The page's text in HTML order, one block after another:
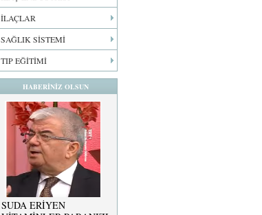
İLAÇLAR
SAĞLIK SİSTEMİ
TIP EĞİTİMİ
HABERİNİZ OLSUN
SUDA ERİYEN